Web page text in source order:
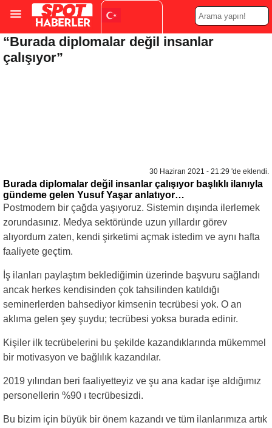
Turkish ▼
“Burada diplomalar değil insanlar
çalışıyor”
30 Haziran 2021 - 21:29 'de eklendi.
Burada diplomalar değil insanlar çalışıyor başlıklı ilanıyla
gündeme gelen Yusuf Yaşar anlatıyor…
Postmodern bir çağda yaşıyoruz. Sistemin dışında ilerlemek
zorundasınız. Medya sektöründe uzun yıllardır görev
alıyordum zaten, kendi şirketimi açmak istedim ve aynı hafta
faaliyete geçtim.
İş ilanları paylaştım beklediğimin üzerinde başvuru sağlandı
ancak herkes kendisinden çok tahsilinden katıldığı
seminerlerden bahsediyor kimsenin tecrübesi yok. O an
aklıma gelen şey şuydu; tecrübesi yoksa burada edinir.
Kişiler ilk tecrübelerini bu şekilde kazandıklarında mükemmel
bir motivasyon ve bağlılık kazandılar.
2019 yılından beri faaliyetteyiz ve şu ana kadar işe aldığımız
personellerin %90 ı tecrübesizdi.
Bu bizim için büyük bir önem kazandı ve tüm ilanlarımıza artık